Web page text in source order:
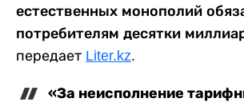
естественных монополий
потребителям десятки
передает Liter.kz.
«За неисполнение